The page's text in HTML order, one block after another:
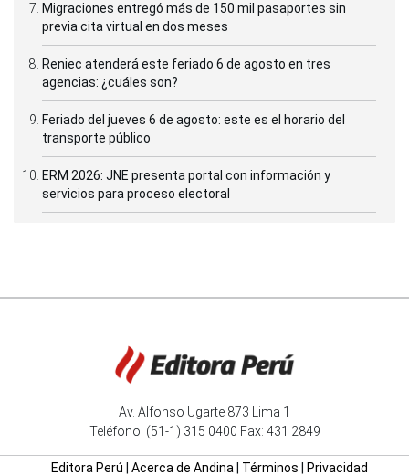
Migraciones entregó más de 150 mil pasaportes sin
previa cita virtual en dos meses
Reniec atenderá este feriado 6 de agosto en tres
agencias: ¿cuáles son?
Feriado del jueves 6 de agosto: este es el horario del
transporte público
ERM 2026: JNE presenta portal con información y
servicios para proceso electoral
Av. Alfonso Ugarte 873 Lima 1
Teléfono: (51-1) 315 0400 Fax: 431 2849
Editora Perú Acerca de Andina Términos Privacidad